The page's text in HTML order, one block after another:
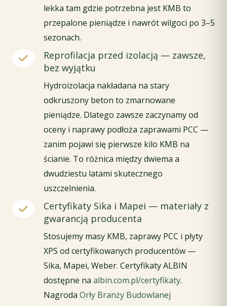
lekka tam gdzie potrzebna jest KMB to
przepalone pieniądze i nawrót wilgoci po 3–5
sezonach.
Reprofilacja przed izolacją — zawsze,
bez wyjątku
Hydroizolacja nakładana na stary
odkruszony beton to zmarnowane
pieniądze. Dlatego zawsze zaczynamy od
oceny i naprawy podłoża zaprawami PCC —
zanim pojawi się pierwsze kilo KMB na
ścianie. To różnica między dwiema a
dwudziestu latami skutecznego
uszczelnienia.
Certyfikaty Sika i Mapei — materiały z
gwarancją producenta
Stosujemy masy KMB, zaprawy PCC i płyty
XPS od certyfikowanych producentów —
Sika, Mapei, Weber. Certyfikaty ALBIN
dostępne na albin.com.pl/certyfikaty.
Nagroda Orły Branży Budowlanej